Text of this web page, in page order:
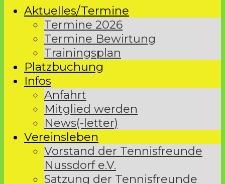
Aktuelles/Termine
Termine 2026
Termine Bewirtung
Trainingsplan
Platzbuchung
Infos
Anfahrt
Mitglied werden
News(-letter)
Vereinsleben
Vorstand der Tennisfreunde
Nussdorf e.V.
Satzung der Tennisfreunde